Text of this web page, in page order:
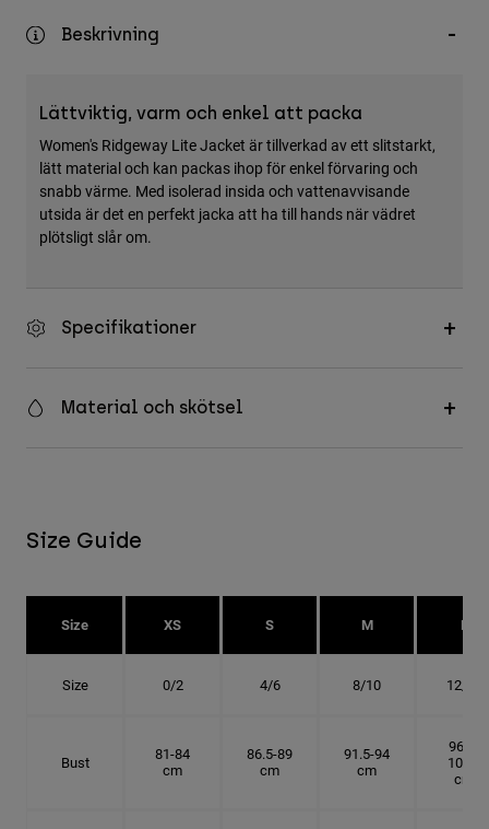
Visa alla
Beskrivning
Lättviktig, varm och enkel att packa
Women's Ridgeway Lite Jacket är tillverkad av ett slitstarkt,
lätt material och kan packas ihop för enkel förvaring och
snabb värme. Med isolerad insida och vattenavvisande
utsida är det en perfekt jacka att ha till hands när vädret
plötsligt slår om.
Specifikationer
Material och skötsel
Size Guide
Size XS S M L
Size 0/2 4/6 8/10 12/14
Bust
81-84
cm
86.5-89
cm
91.5-94
cm
96.5-
101.5
cm